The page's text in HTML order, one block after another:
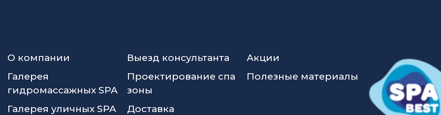
О компании
Галерея
гидромассажных SPA
Галерея уличных SPA
Выезд консультанта
Проектирование спа
зоны
Доставка
Акции
Полезные материалы